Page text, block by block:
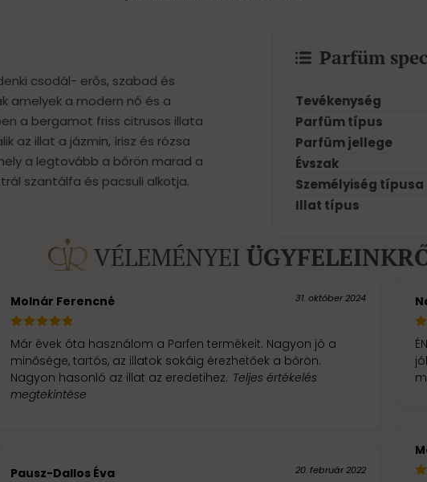
csodál- erős, szabad és
amelyek a modern nő és a
a bergamot friss citrusos illata
az illat a jázmin, írisz és rózsa
a legtovább a bőrön marad a
szantálfa és pacsuli alkotja.
Parfüm
Tevékenység
Parfüm típus
Parfüm jellege
Évszak
Személyiség típusa
Illat típus
VÉLEMÉNYEI
Molnár Ferencné 31. október 2024
Már évek óta használom a Parfen termékeit. Nagyon jó a
minősége, tartós, az illatok sokáig érezhetőek a bőrön.
Nagyon hasonló az illat az eredetihez. Teljes értékelés
megtekintése
Pausz-Dallos Éva 20. február 2022